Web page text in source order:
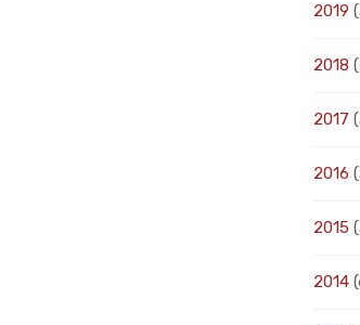
2019
2018
2017
2016
2015
2014